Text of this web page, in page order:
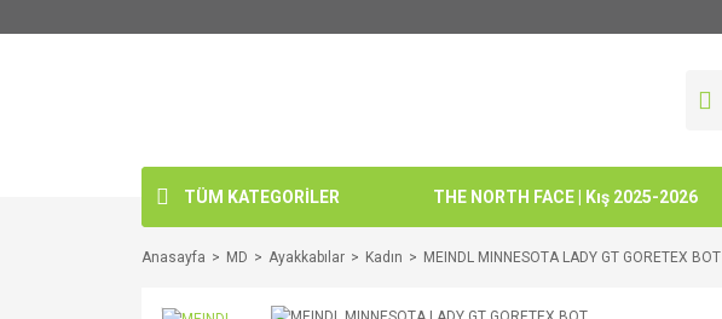
TÜM KATEGORİLER THE NORTH FACE | Kış 2025-2026
Anasayfa MD Ayakkabılar Kadın MEINDL MINNESOTA LADY GT GORETEX BOT